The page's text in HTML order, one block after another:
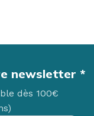
newsletter *
dès 100€